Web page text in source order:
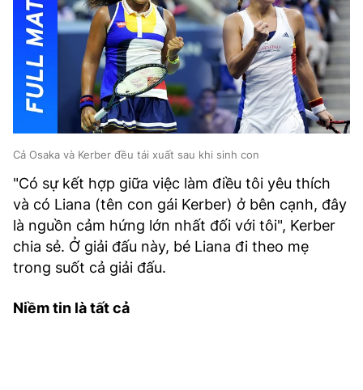
Cả Osaka và Kerber đều tái xuất sau khi sinh con
"Có sự kết hợp giữa việc làm điều tôi yêu thích
và có Liana (tên con gái Kerber) ở bên cạnh, đây
là nguồn cảm hứng lớn nhất đối với tôi", Kerber
chia sẻ. Ở giải đấu này, bé Liana đi theo mẹ
trong suốt cả giải đấu.
Niềm tin là tất cả